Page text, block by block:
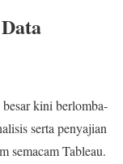
kini berlomba-
serta penyajian
semacam Tableau.